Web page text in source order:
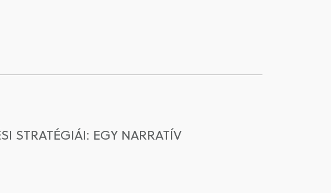
STRATÉGIÁI: EGY NARRATÍV